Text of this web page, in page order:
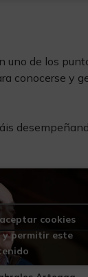
de los
conocerse y
cookies
permitir este